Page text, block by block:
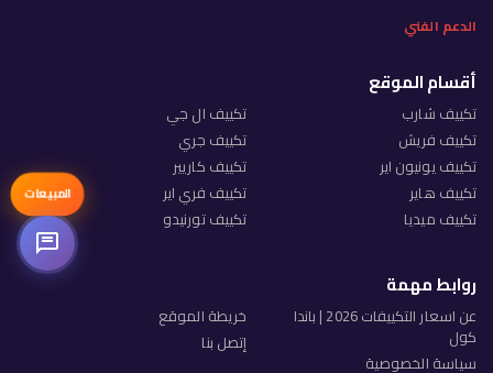
الدعم الفني
أقسام الموقع
تكييف شارب
تكييف ال جي
تكييف فريش
تكييف جري
تكييف يونيون اير
تكييف كاريير
تكييف هاير
تكييف فري اير
تكييف ميديا
تكييف تورنيدو
روابط مهمة
عن اسعار التكييفات 2026 | باندا
كول
سياسة الخصوصية
خريطة الموقع
إتصل بنا
المبيعات